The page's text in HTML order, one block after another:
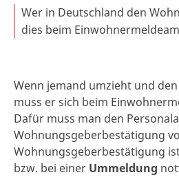
Wer in Deutschland den
dies beim
Wenn jemand umzieht und
muss er sich beim
Dafür muss man den
Wohnungsgeberbestätigung
Wohnungsgeberbestätigung
bzw. bei einer Ummeldung